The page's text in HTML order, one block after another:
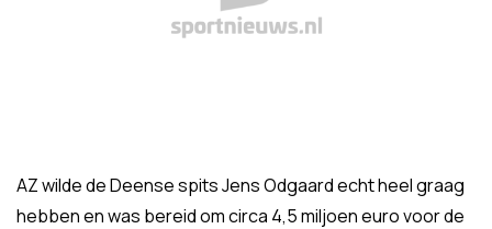
AZ wilde de Deense spits Jens Odgaard echt heel graag
hebben en was bereid om circa 4,5 miljoen euro voor de